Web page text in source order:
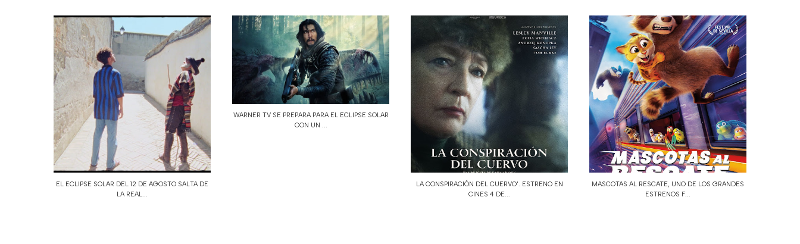
EL ECLIPSE SOLAR DEL 12 DE AGOSTO SALTA DE
LA REAL...
WARNER TV SE PREPARA PARA EL ECLIPSE SOLAR
CON UN ...
LA CONSPIRACIÓN DEL CUERVO'. ESTRENO EN
CINES 4 DE...
MASCOTAS AL RESCATE, UNO DE LOS GRANDES
ESTRENOS F...